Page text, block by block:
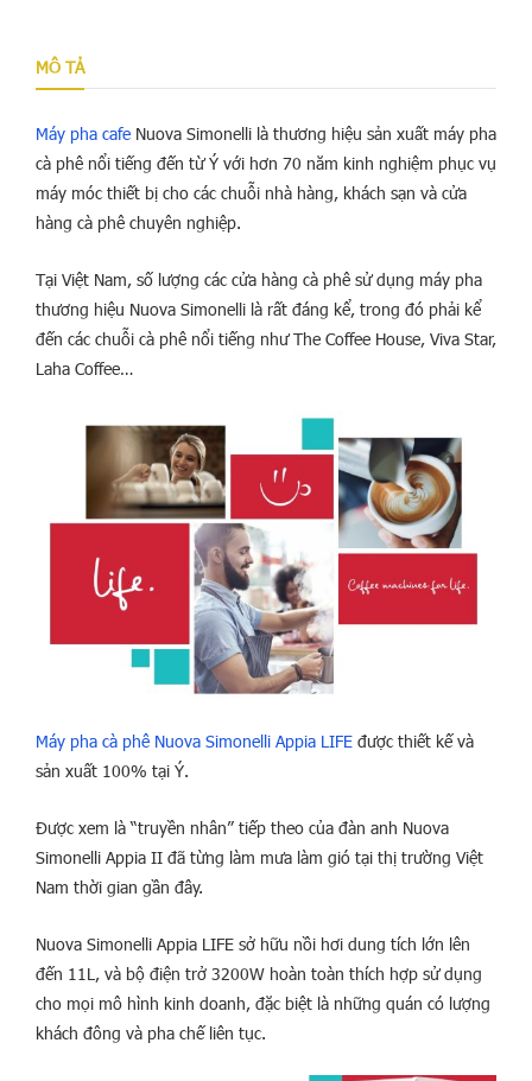
MÔ TẢ
Máy pha cafe Nuova Simonelli là thương hiệu sản xuất máy pha
cà phê nổi tiếng đến từ Ý với hơn 70 năm kinh nghiệm phục vụ
máy móc thiết bị cho các chuỗi nhà hàng, khách sạn và cửa
hàng cà phê chuyên nghiệp.
Tại Việt Nam, số lượng các cửa hàng cà phê sử dụng máy pha
thương hiệu Nuova Simonelli là rất đáng kể, trong đó phải kể
đến các chuỗi cà phê nổi tiếng như The Coffee House, Viva Star,
Laha Coffee…
Máy pha cà phê Nuova Simonelli Appia LIFE được thiết kế và
sản xuất 100% tại Ý.
Được xem là “truyền nhân” tiếp theo của đàn anh Nuova
Simonelli Appia II đã từng làm mưa làm gió tại thị trường Việt
Nam thời gian gần đây.
Nuova Simonelli Appia LIFE sở hữu nồi hơi dung tích lớn lên
đến 11L, và bộ điện trở 3200W hoàn toàn thích hợp sử dụng
cho mọi mô hình kinh doanh, đặc biệt là những quán có lượng
khách đông và pha chế liên tục.